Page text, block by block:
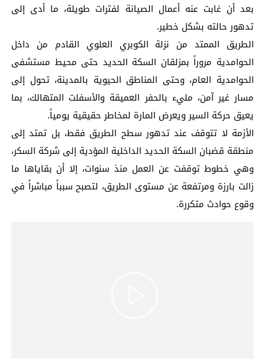
بعد أن غابت عنه أعمال الصيانة لفترات طويلة، ما أدى إلى
تدهور حالته بشكل خطير.
الطريق الممتد من نزلة الكوبري العلوي القادم من داخل
الحوامدية مروراً بمزلقان السكة الحديد حتى محيط مستشفى
الحوامدية العام، وحتى المناطق الحيوية بالمدينة، تحول إلى
مسار غير آمن، مليء بالحفر العميقة والأسفلت المتهالك، بما
يعيق حركة السير ويعرض المارة لمخاطر حقيقية يومياً.
الأزمة لا تتوقف عند تدهور سطح الطريق فقط، بل تمتد إلى
منطقة قضبان السكة الحديد الداخلية المؤدية إلى شركة السكر،
وهي خطوط توقفت عن العمل منذ سنوات، إلا أن بقاياها ما
زالت بارزة ومرتفعة عن مستوى الطريق، لتصبح سبباً مباشراً في
وقوع حوادث متكررة.